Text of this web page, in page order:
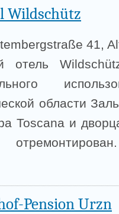
Wildschütz
41,
отель
области
Toscana и
Pension Urzn